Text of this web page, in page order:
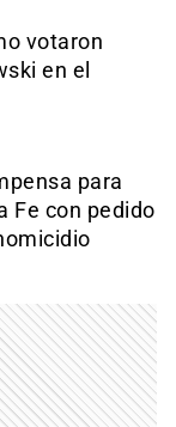
votaron
en el
para
Fe con pedido